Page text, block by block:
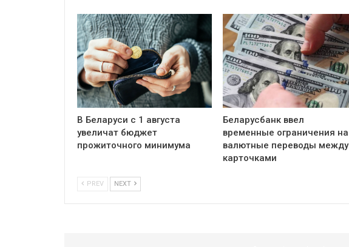
В Беларуси с 1 августа
увеличат бюджет
прожиточного минимума
Беларусбанк ввел
временные ограничения на
валютные переводы между
карточками
PREV NEXT